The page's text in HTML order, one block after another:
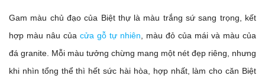
Gam màu chủ đạo của Biệt thự là màu trắng sứ sang trọng, kết
hợp màu nâu của cửa gỗ tự nhiên, màu đỏ của mái và màu của
đá granite. Mỗi màu tưởng chừng mang một nét đẹp riêng, nhưng
khi nhìn tổng thể thì hết sức hài hòa, hợp nhất, làm cho căn Biệt